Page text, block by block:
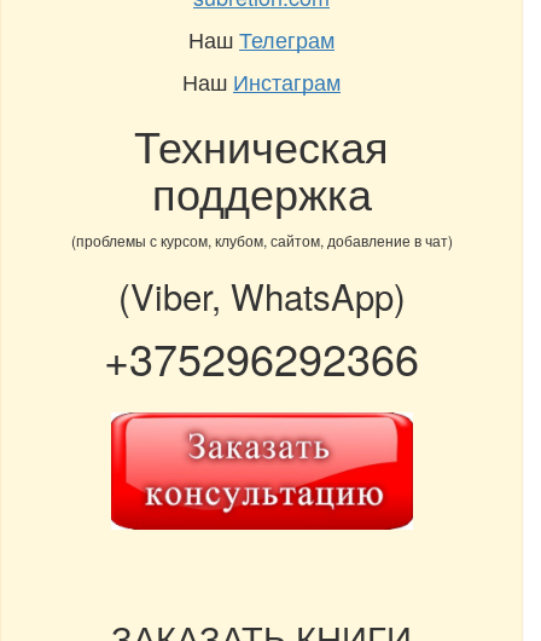
НашТелеграм
Наш Инстаграм
Техническая
поддержка
(проблемы с курсом, клубом, сайтом, добавление в чат)
(Viber, WhatsApp)
+375296292366